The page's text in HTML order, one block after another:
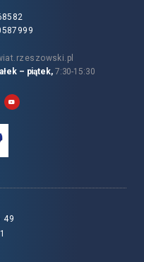
– piątek, 7:30-15:30
49